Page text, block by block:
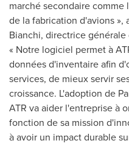
marché secondaire
de la fabrication d'avions »,
Bianchi, directrice
« Notre logiciel permet à
données d'inventaire afin
services, de mieux servir
croissance. L'adoption de
ATR va aider l'entreprise à
fonction de sa mission
à avoir un impact durable